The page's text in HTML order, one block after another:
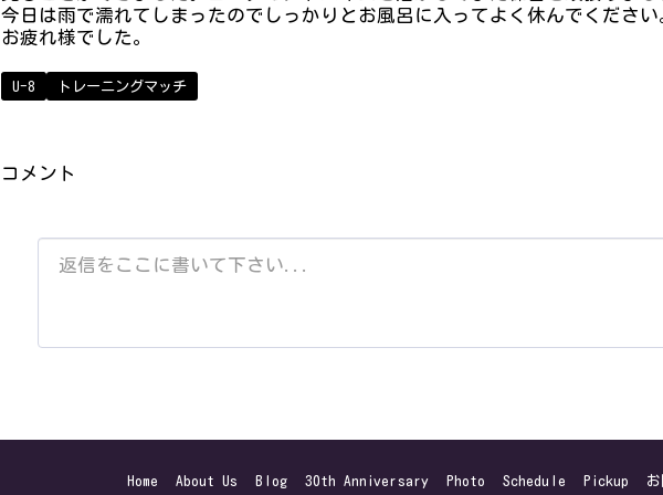
今日は雨で濡れてしまったのでしっかりとお風呂に入ってよく休んでください
お疲れ様でした。
U-8 トレーニングマッチ
コメント
Home About Us Blog 30th Anniversary Photo Schedule Pickup